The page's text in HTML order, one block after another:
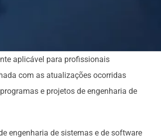
aplicável para profissionais
com as atualizações ocorridas
e projetos de engenharia de
engenharia de sistemas e de software